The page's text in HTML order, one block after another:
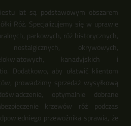
lat są podstawowym obszarem
Róż. Specjalizujemy się w uprawie
parkowych, róż historycznych,
okrywowych,
kanadyjskich i
Dodatkowo, aby ułatwić klientom
prowadzimy sprzedaż wysyłkową
optymalnie dobrane
krzewów róż podczas
przewoźnika sprawia, że